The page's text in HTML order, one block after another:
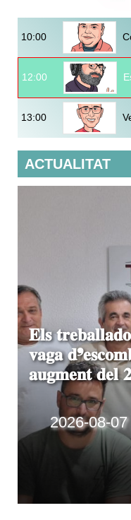
10:00
12:00
13:00
ACTUALITAT
Disset
que ha
deriva prop
2026-08-06